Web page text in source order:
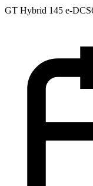
GT Hybrid 145 e-